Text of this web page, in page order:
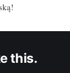
this.